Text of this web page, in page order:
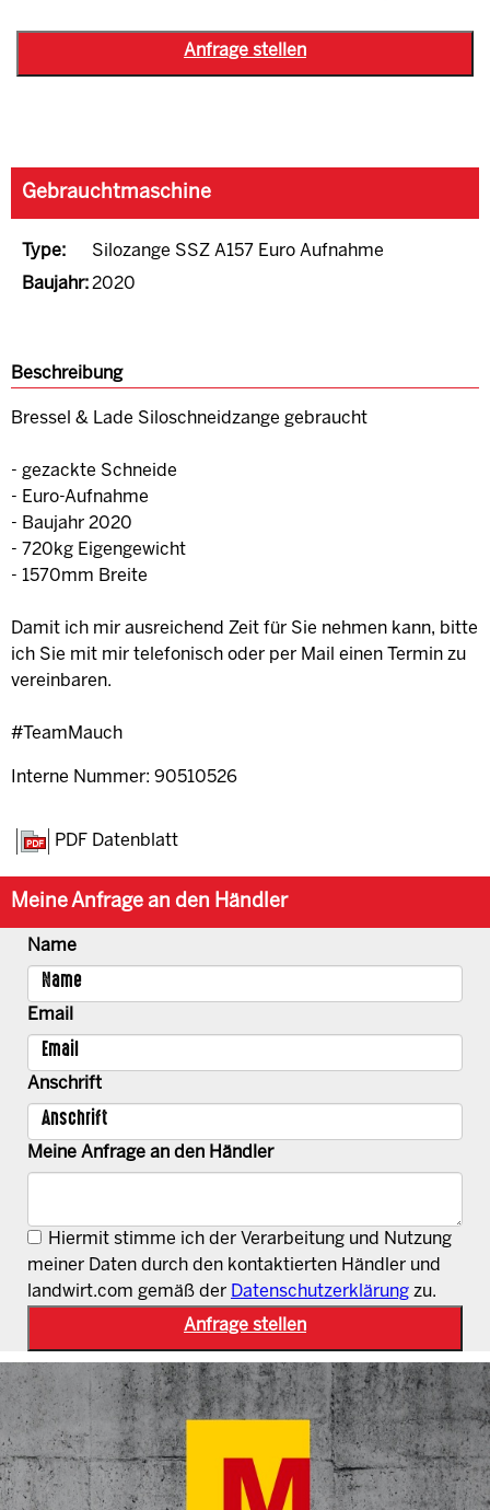
Gebrauchtmaschine
Type:
Silozange SSZ A157 Euro Aufnahme
Baujahr: 2020
Beschreibung
Bressel & Lade Siloschneidzange gebraucht
- gezackte Schneide
- Euro-Aufnahme
- Baujahr 2020
- 720kg Eigengewicht
- 1570mm Breite
Damit ich mir ausreichend Zeit für Sie nehmen kann, bitte
ich Sie mit mir telefonisch oder per Mail einen Termin zu
vereinbaren.
#TeamMauch
Interne Nummer: 90510526
PDF Datenblatt
Meine Anfrage an den Händler
Name
Email
Anschrift
Meine Anfrage an den Händler
Hiermit stimme ich der Verarbeitung und Nutzung
meiner Daten durch den kontaktierten Händler und
landwirt.com gemäß der Datenschutzerklärung zu.